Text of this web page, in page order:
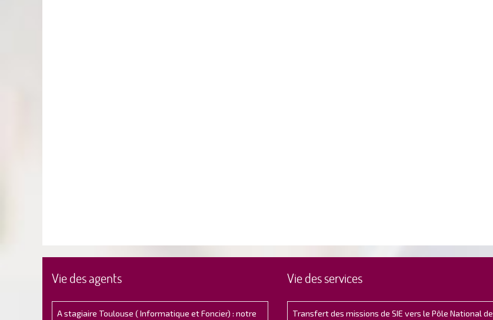
Vie des agents
A stagiaire Toulouse ( Informatique et Foncier) : notre
Vie des services
Transfert des missions de SIE vers le Pôle National de